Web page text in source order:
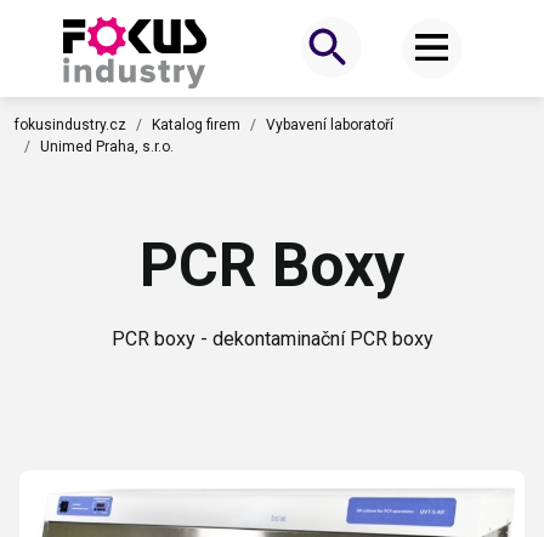
fokusindustry.cz Katalog firem
Vybavení laboratoří
Unimed Praha, s.r.o.
PCR Boxy
PCR boxy - dekontaminační PCR boxy